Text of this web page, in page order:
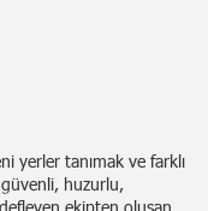
yerler tanımak ve farklı
huzurlu,
ekipten oluşan